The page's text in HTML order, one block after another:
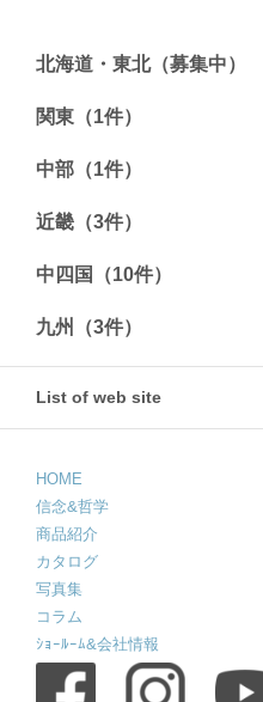
北海道・東北（募集中）
関東（1件）
中部（1件）
近畿（3件）
中四国（10件）
九州（3件）
List of web site
HOME
信念&哲学
商品紹介
カタログ
写真集
コラム
ｼｮｰﾙｰﾑ&会社情報